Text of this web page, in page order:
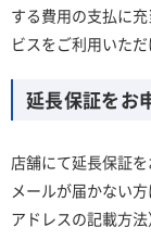
する費用の支払に
ビスをご利用いただ
延長保証をお
店舗にて延長保証
メールが届かない
アドレスの記載方